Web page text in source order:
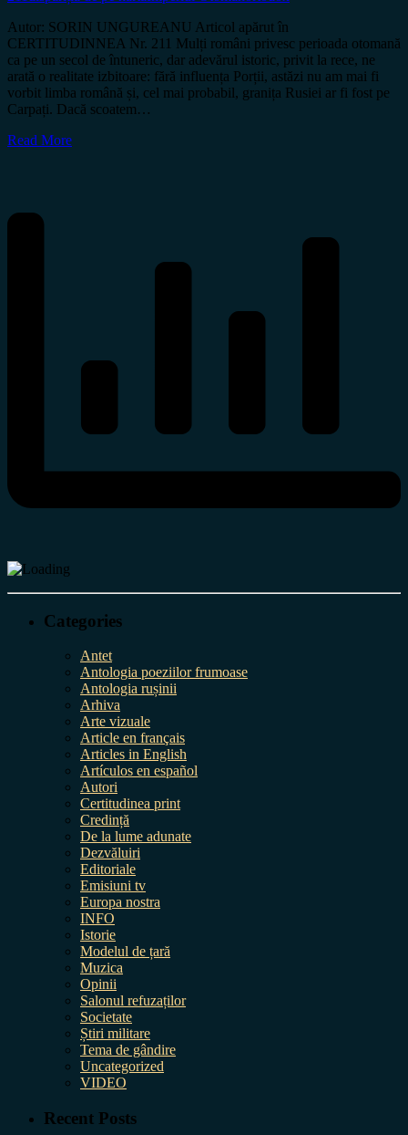
Autor: SORIN UNGUREANU Articol apărut în
CERTITUDINNEA Nr. 211 Mulți români privesc perioada otomană
ca pe un secol de întuneric, dar adevărul istoric, privit la rece, ne
arată o realitate izbitoare: fără influența Porții, astăzi nu am mai fi
vorbit limba română și, cel mai probabil, granița Rusiei ar fi fost pe
Carpați. Dacă scoatem…
Read More
Categories
Antet
Antologia poeziilor frumoase
Antologia rușinii
Arhiva
Arte vizuale
Article en français
Articles in English
Artículos en español
Autori
Certitudinea print
Credință
De la lume adunate
Dezvăluiri
Editoriale
Emisiuni tv
Europa nostra
INFO
Istorie
Modelul de țară
Muzica
Opinii
Salonul refuzaților
Societate
Știri militare
Tema de gândire
Uncategorized
VIDEO
Recent Posts